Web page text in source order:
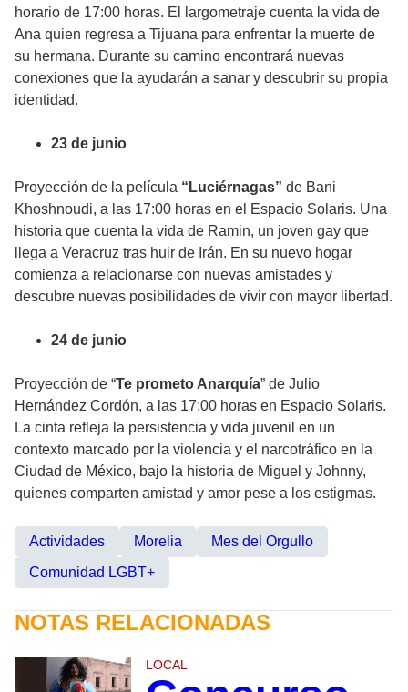
horario de 17:00 horas. El largometraje cuenta la vida de
Ana quien regresa a Tijuana para enfrentar la muerte de
su hermana. Durante su camino encontrará nuevas
conexiones que la ayudarán a sanar y descubrir su propia
identidad.
23 de junio
Proyección de la película “Luciérnagas” de Bani
Khoshnoudi, a las 17:00 horas en el Espacio Solaris. Una
historia que cuenta la vida de Ramin, un joven gay que
llega a Veracruz tras huir de Irán. En su nuevo hogar
comienza a relacionarse con nuevas amistades y
descubre nuevas posibilidades de vivir con mayor libertad.
24 de junio
Proyección de “Te prometo Anarquía” de Julio
Hernández Cordón, a las 17:00 horas en Espacio Solaris.
La cinta refleja la persistencia y vida juvenil en un
contexto marcado por la violencia y el narcotráfico en la
Ciudad de México, bajo la historia de Miguel y Johnny,
quienes comparten amistad y amor pese a los estigmas.
Actividades Morelia
Mes del Orgullo
Comunidad LGBT+
NOTAS RELACIONADAS
LOCAL